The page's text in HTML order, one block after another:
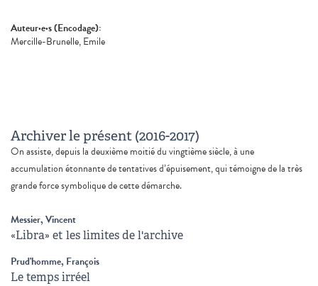
Auteur·e·s (Encodage):
Mercille-Brunelle, Emile
Archiver le présent (2016-2017)
On assiste, depuis la deuxième moitié du vingtième siècle, à une
accumulation étonnante de tentatives d’épuisement, qui témoigne de la très
grande force symbolique de cette démarche.
Messier, Vincent
«Libra» et les limites de l'archive
Prud'homme, François
Le temps irréel